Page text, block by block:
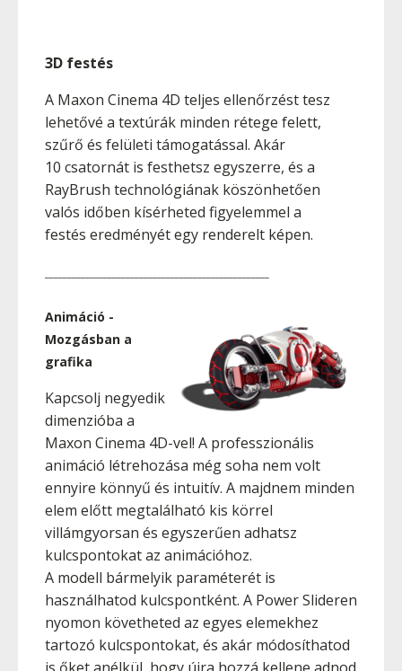
3D festés
A Maxon Cinema 4D teljes ellenőrzést tesz
lehetővé a textúrák minden rétege felett,
szűrő és felületi támogatással. Akár
10 csatornát is festhetsz egyszerre, és a
RayBrush technológiának köszönhetően
valós időben kísérheted figyelemmel a
festés eredményét egy renderelt képen.
Animáció -
Mozgásban a
grafika
Kapcsolj negyedik
dimenzióba a
Maxon Cinema 4D-vel! A professzionális
animáció létrehozása még soha nem volt
ennyire könnyű és intuitív. A majdnem minden
elem előtt megtalálható kis körrel
villámgyorsan és egyszerűen adhatsz
kulcspontokat az animációhoz.
A modell bármelyik paraméterét is
használhatod kulcspontként. A Power Slideren
nyomon követheted az egyes elemekhez
tartozó kulcspontokat, és akár módosíthatod